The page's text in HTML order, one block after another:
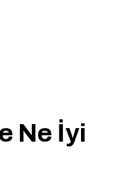
Ne İyi